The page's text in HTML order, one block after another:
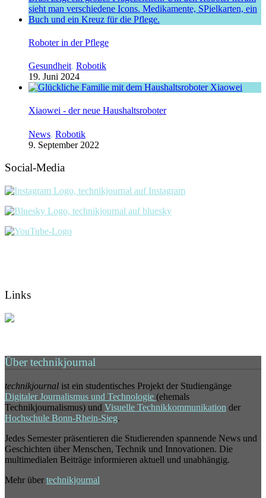
Roboter in der Pflege
Gesundheit, Robotik
19. Juni 2024
Xiaowei - der neue Haushaltsroboter
News, Robotik
9. September 2022
Social-Media
Links
Über technikjournal
technikjournal ist ein studentisches Projekt der Studiengänge
Digitaler Journalismus und Technologie (ehemals
Technikjournalismus) und Visuelle Technikkommunikation der
Hochschule Bonn-Rhein-Sieg.
Jedes Semester präsentieren die Studierenden spannende News und
Geschichten über Menschen, Technik und Innovationen. Die
multimedialen Beiträge informieren aktuell und unabhängig.
Mehr über technikjournal